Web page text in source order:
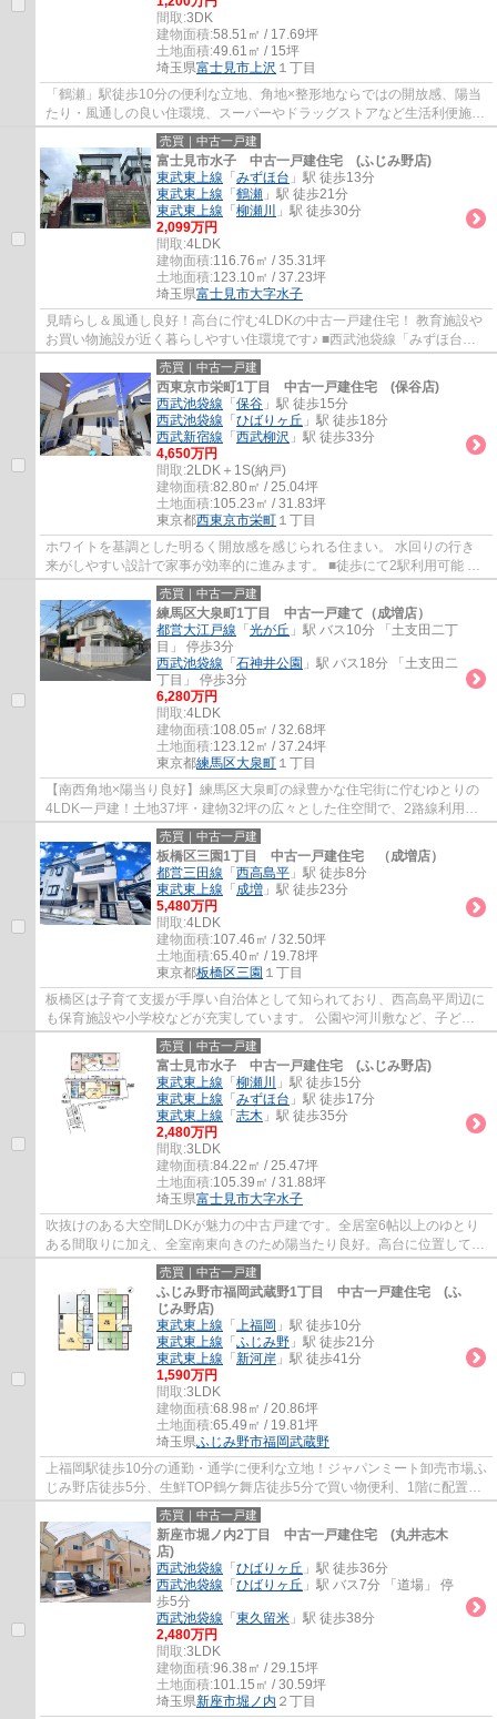
間取:3DK
建物面積:58.51㎡ / 17.69坪
土地面積:49.61㎡ / 15坪
埼玉県富士見市上沢 １丁目
「鶴瀬」駅徒歩10分の便利な立地、角地×整形地ならではの開放感、陽当
たり・風通しの良い住環境、スーパーやドラッグストアなど生活利便施設
が充実、現況を活かしたリフォームにも、建...
売買｜中古一戸建
富士見市水子 中古一戸建住宅 (ふじみ野店)
東武東上線 「 みずほ台 」駅 徒歩13分
東武東上線 「 鶴瀬 」駅 徒歩21分
東武東上線 「 柳瀬川
」駅 徒歩30分
2,099万円
間取:4LDK
建物面積:116.76㎡ / 35.31坪
土地面積:123.10㎡ / 37.23坪
埼玉県富士見市大字水子
見晴らし＆風通し良好！高台に佇む4LDKの中古一戸建住宅！ 教育施設や
お買い物施設が近く暮らしやすい住環境です♪ ■西武池袋線「みずほ台」
駅徒歩13分 ■全居室6.0帖以上の広さ ■調理...
売買｜中古一戸建
西東京市栄町1丁目 中古一戸建住宅 (保谷店)
西武池袋線 「 保谷 」駅 徒歩15分
西武池袋線 「 ひばりヶ丘 」駅 徒歩18分
西武新宿線 「 西武柳沢 」駅 徒歩33分
4,650万円
間取:2LDK＋1S(納戸)
建物面積:82.80㎡ / 25.04坪
土地面積:105.23㎡ / 31.83坪
東京都西東京市栄町 １丁目
ホワイトを基調とした明るく開放感を感じられる住まい。 水回りの行き
来がしやすい設計で家事が効率的に進みます。 ■徒歩にて2駅利用可能 ■
プライバシー重視の2階リビング ■会話が弾...
売買｜中古一戸建
練馬区大泉町1丁目 中古一戸建て（成増店）
都営大江戸線 「 光が丘 」駅 バス10分 「土支田二丁
目」 停歩3分
西武池袋線 「 石神井公園 」駅 バス18分 「土支田二
丁目」 停歩3分
6,280万円
間取:4LDK
建物面積:108.05㎡ / 32.68坪
土地面積:123.12㎡ / 37.24坪
東京都練馬区大泉町 １丁目
【南西角地×陽当り良好】練馬区大泉町の緑豊かな住宅街に佇むゆとりの
4LDK一戸建！土地37坪・建物32坪の広々とした住空間で、2路線利用可
能なバス停まで徒歩3分とアクセスも快適な暮ら...
売買｜中古一戸建
板橋区三園1丁目 中古一戸建住宅 （成増店）
都営三田線 「 西高島平 」駅 徒歩8分
東武東上線 「 成増 」駅 徒歩23分
5,480万円
間取:4LDK
建物面積:107.46㎡ / 32.50坪
土地面積:65.40㎡ / 19.78坪
東京都板橋区三園 １丁目
板橋区は子育て支援が手厚い自治体として知られており、西高島平周辺に
も保育施設や小学校などが充実しています。 公園や河川敷など、子ども
がのびのびと遊べるスペースが豊富にありフ...
売買｜中古一戸建
富士見市水子 中古一戸建住宅 (ふじみ野店)
東武東上線 「 柳瀬川
」駅 徒歩15分
東武東上線 「 みずほ台 」駅 徒歩17分
東武東上線 「 志木 」駅 徒歩35分
2,480万円
間取:3LDK
建物面積:84.22㎡ / 25.47坪
土地面積:105.39㎡ / 31.88坪
埼玉県富士見市大字水子
吹抜けのある大空間LDKが魅力の中古戸建です。全居室6帖以上のゆとり
ある間取りに加え、全室南東向きのため陽当たり良好。高台に位置してお
り、眺望・通風にも恵まれた開放的な住環境...
売買｜中古一戸建
ふじみ野市福岡武蔵野1丁目 中古一戸建住宅 (ふ
じみ野店)
東武東上線 「 上福岡 」駅 徒歩10分
東武東上線 「 ふじみ野 」駅 徒歩21分
東武東上線 「 新河岸 」駅 徒歩41分
1,590万円
間取:3LDK
建物面積:68.98㎡ / 20.86坪
土地面積:65.49㎡ / 19.81坪
埼玉県ふじみ野市福岡武蔵野
上福岡駅徒歩10分の通勤・通学に便利な立地！ジャパンミート卸売市場ふ
じみ野店徒歩5分、生鮮TOP鶴ケ舞店徒歩5分で買い物便利、1階に配置さ
れた約10.5帖のLDK、雨や汚れから愛車を守る...
売買｜中古一戸建
新座市堀ノ内2丁目 中古一戸建住宅 (丸井志木
店)
西武池袋線 「 ひばりヶ丘 」駅 徒歩36分
西武池袋線 「 ひばりヶ丘 」駅 バス7分 「道場」 停
歩5分
西武池袋線 「 東久留米 」駅 徒歩38分
2,480万円
間取:3LDK
建物面積:96.38㎡ / 29.15坪
土地面積:101.15㎡ / 30.59坪
埼玉県新座市堀ノ内 ２丁目